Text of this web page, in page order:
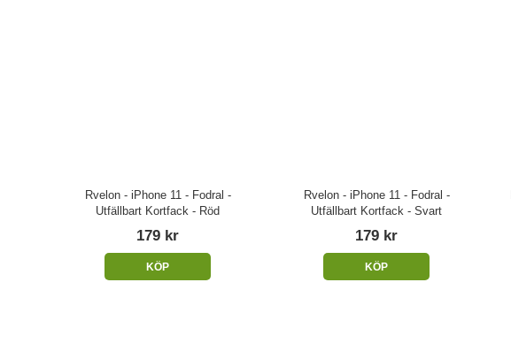
Rvelon - iPhone 11 - Fodral -
Utfällbart Kortfack - Röd
179 kr
KÖP
Rvelon - iPhone 11 - Fodral -
Utfällbart Kortfack - Svart
179 kr
KÖP